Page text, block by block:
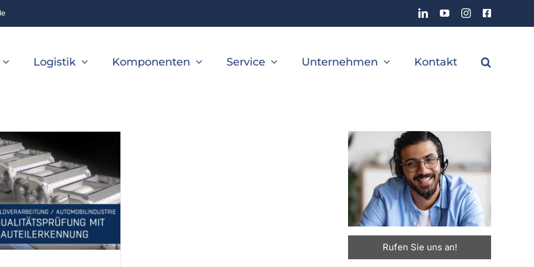
LinkedInYouTubeInstagramFacebook
Logistik Komponenten Service Unternehmen Kontakt
Rufen Sie uns an!